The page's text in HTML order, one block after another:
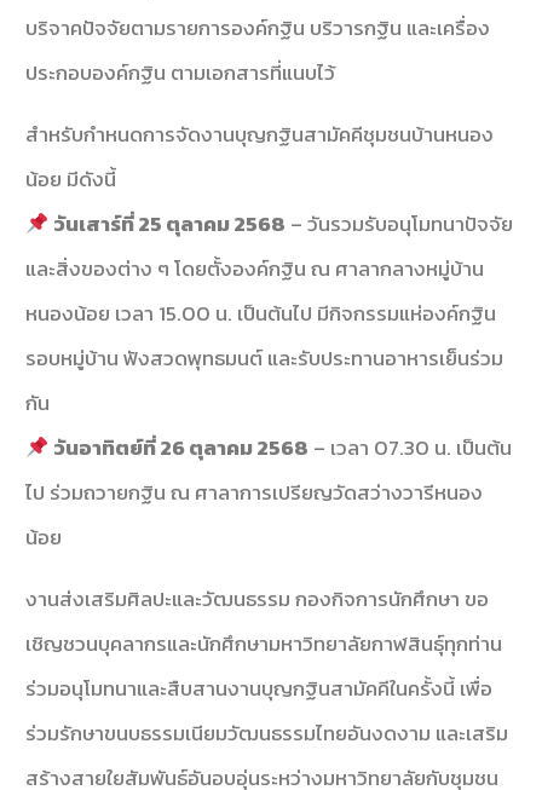
บริจาคปัจจัยตามรายการองค์กฐิน บริวารกฐิน และเครื่อง
ประกอบองค์กฐิน ตามเอกสารที่แนบไว้
สำหรับกำหนดการจัดงานบุญกฐินสามัคคีชุมชนบ้านหนอง
น้อย มีดังนี้
วันเสาร์ที่ 25 ตุลาคม 2568 – วันรวมรับอนุโมทนาปัจจัย
และสิ่งของต่าง ๆ โดยตั้งองค์กฐิน ณ ศาลากลางหมู่บ้าน
หนองน้อย เวลา 15.00 น. เป็นต้นไป มีกิจกรรมแห่องค์กฐิน
รอบหมู่บ้าน ฟังสวดพุทธมนต์ และรับประทานอาหารเย็นร่วม
กัน
วันอาทิตย์ที่ 26 ตุลาคม 2568 – เวลา 07.30 น. เป็นต้น
ไป ร่วมถวายกฐิน ณ ศาลาการเปรียญวัดสว่างวารีหนอง
น้อย
งานส่งเสริมศิลปะและวัฒนธรรม กองกิจการนักศึกษา ขอ
เชิญชวนบุคลากรและนักศึกษามหาวิทยาลัยกาฬสินธุ์ทุกท่าน
ร่วมอนุโมทนาและสืบสานงานบุญกฐินสามัคคีในครั้งนี้ เพื่อ
ร่วมรักษาขนบธรรมเนียมวัฒนธรรมไทยอันงดงาม และเสริม
สร้างสายใยสัมพันธ์อันอบอุ่นระหว่างมหาวิทยาลัยกับชุมชน